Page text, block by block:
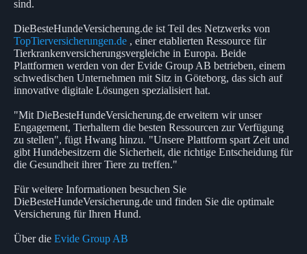
sind.
DieBesteHundeVersicherung.de ist Teil des Netzwerks von
TopTierversicherungen.de , einer etablierten Ressource für
Tierkrankenversicherungsvergleiche in Europa. Beide
Plattformen werden von der Evide Group AB betrieben, einem
schwedischen Unternehmen mit Sitz in Göteborg, das sich auf
innovative digitale Lösungen spezialisiert hat.
"Mit DieBesteHundeVersicherung.de erweitern wir unser
Engagement, Tierhaltern die besten Ressourcen zur Verfügung
zu stellen", fügt Hwang hinzu. "Unsere Plattform spart Zeit und
gibt Hundebesitzern die Sicherheit, die richtige Entscheidung für
die Gesundheit ihrer Tiere zu treffen."
Für weitere Informationen besuchen Sie
DieBesteHundeVersicherung.de und finden Sie die optimale
Versicherung für Ihren Hund.
Über die Evide Group AB